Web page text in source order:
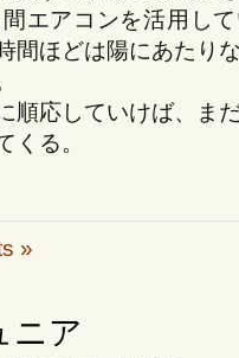
エアコンを活用し
間ほどは陽にあたり
順応していけば、ま
くる。
»
ニア